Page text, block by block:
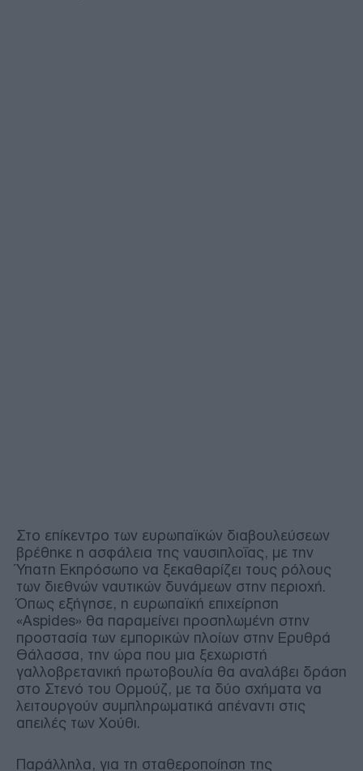
Στο επίκεντρο των ευρωπαϊκών διαβουλεύσεων
βρέθηκε η ασφάλεια της ναυσιπλοΐας, με την
Ύπατη Εκπρόσωπο να ξεκαθαρίζει τους ρόλους
των διεθνών ναυτικών δυνάμεων στην περιοχή.
Όπως εξήγησε, η ευρωπαϊκή επιχείρηση
«Aspides» θα παραμείνει προσηλωμένη στην
προστασία των εμπορικών πλοίων στην Ερυθρά
Θάλασσα, την ώρα που μια ξεχωριστή
γαλλοβρετανική πρωτοβουλία θα αναλάβει δράση
στο Στενό του Ορμούζ, με τα δύο σχήματα να
λειτουργούν συμπληρωματικά απέναντι στις
απειλές των Χούθι.
Παράλληλα, για τη σταθεροποίηση της